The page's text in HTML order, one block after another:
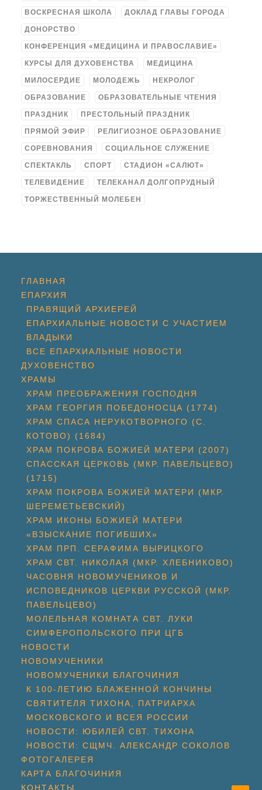
ВОСКРЕСНАЯ ШКОЛА ДОКЛАД ГЛАВЫ ГОРОДА
ДОНОРСТВО
КОНФЕРЕНЦИЯ «МЕДИЦИНА И ПРАВОСЛАВИЕ»
КУРСЫ ДЛЯ ДУХОВЕНСТВА МЕДИЦИНА
МИЛОСЕРДИЕ МОЛОДЕЖЬ НЕКРОЛОГ
ОБРАЗОВАНИЕ ОБРАЗОВАТЕЛЬНЫЕ ЧТЕНИЯ
ПРАЗДНИК ПРЕСТОЛЬНЫЙ ПРАЗДНИК
ПРЯМОЙ ЭФИР РЕЛИГИОЗНОЕ ОБРАЗОВАНИЕ
СОРЕВНОВАНИЯ СОЦИАЛЬНОЕ СЛУЖЕНИЕ
СПЕКТАКЛЬ СПОРТ СТАДИОН «САЛЮТ»
ТЕЛЕВИДЕНИЕ ТЕЛЕКАНАЛ ДОЛГОПРУДНЫЙ
ТОРЖЕСТВЕННЫЙ МОЛЕБЕН
ГЛАВНАЯ
ЕПАРХИЯ
ПРАВЯЩИЙ АРХИЕРЕЙ
ЕПАРХИАЛЬНЫЕ НОВОСТИ С УЧАСТИЕМ
ВЛАДЫКИ
ВСЕ ЕПАРХИАЛЬНЫЕ НОВОСТИ
ДУХОВЕНСТВО
ХРАМЫ
ХРАМ ПРЕОБРАЖЕНИЯ ГОСПОДНЯ
ХРАМ ГЕОРГИЯ ПОБЕДОНОСЦА (1774)
ХРАМ СПАСА НЕРУКОТВОРНОГО (С.
КОТОВО) (1684)
ХРАМ ПОКРОВА БОЖИЕЙ МАТЕРИ (2007)
СПАССКАЯ ЦЕРКОВЬ (МКР. ПАВЕЛЬЦЕВО)
(1715)
ХРАМ ПОКРОВА БОЖИЕЙ МАТЕРИ (МКР.
ШЕРЕМЕТЬЕВСКИЙ)
ХРАМ ИКОНЫ БОЖИЕЙ МАТЕРИ
«ВЗЫСКАНИЕ ПОГИБШИХ»
ХРАМ ПРП. СЕРАФИМА ВЫРИЦКОГО
ХРАМ СВТ. НИКОЛАЯ (МКР. ХЛЕБНИКОВО)
ЧАСОВНЯ НОВОМУЧЕНИКОВ И
ИСПОВЕДНИКОВ ЦЕРКВИ РУССКОЙ (МКР.
ПАВЕЛЬЦЕВО)
МОЛЕЛЬНАЯ КОМНАТА СВТ. ЛУКИ
СИМФЕРОПОЛЬСКОГО ПРИ ЦГБ
НОВОСТИ
НОВОМУЧЕНИКИ
НОВОМУЧЕНИКИ БЛАГОЧИНИЯ
К 100-ЛЕТИЮ БЛАЖЕННОЙ КОНЧИНЫ
СВЯТИТЕЛЯ ТИХОНА, ПАТРИАРХА
МОСКОВСКОГО И ВСЕЯ РОССИИ
НОВОСТИ: ЮБИЛЕЙ СВТ. ТИХОНА
НОВОСТИ: СЩМЧ. АЛЕКСАНДР СОКОЛОВ
ФОТОГАЛЕРЕЯ
КАРТА БЛАГОЧИНИЯ
КОНТАКТЫ